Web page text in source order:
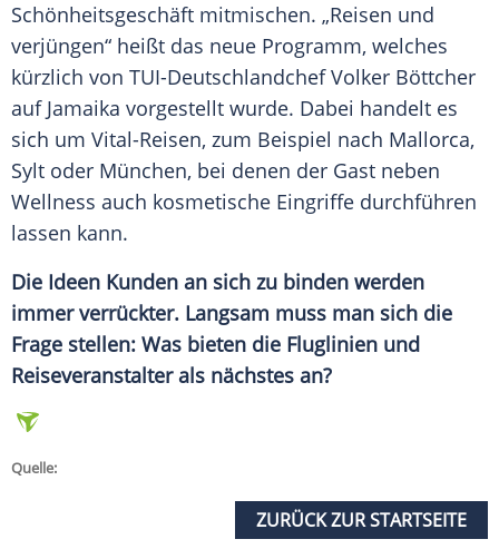
Schönheitsgeschäft mitmischen. „Reisen und
verjüngen“ heißt das neue Programm, welches
kürzlich von TUI-Deutschlandchef Volker Böttcher
auf Jamaika vorgestellt wurde. Dabei handelt es
sich um Vital-Reisen, zum Beispiel nach Mallorca,
Sylt oder München, bei denen der Gast neben
Wellness auch kosmetische Eingriffe durchführen
lassen kann.
Die Ideen Kunden an sich zu binden werden
immer verrückter. Langsam muss man sich die
Frage stellen: Was bieten die Fluglinien und
Reiseveranstalterals nächstes an?
Quelle:
ZURÜCK ZUR STARTSEITE